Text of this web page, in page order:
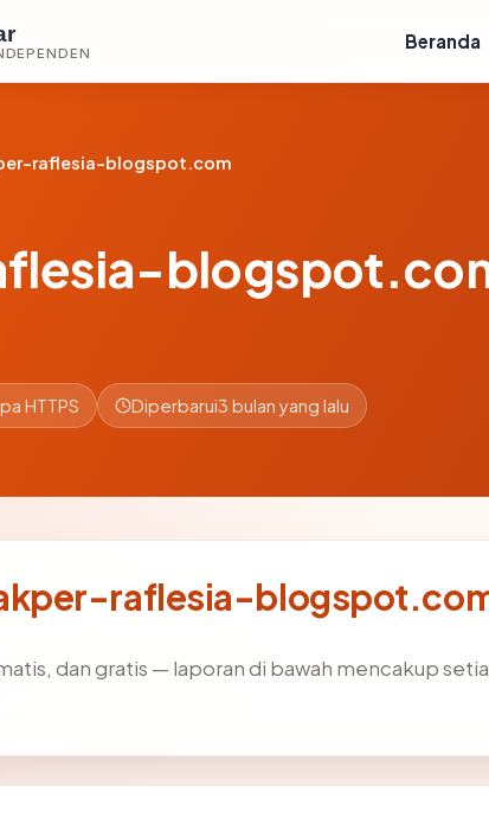
Beranda
raflesia-blogspot.com
HTTPS Diperbarui3 bulan yang lalu
raflesia-
dan gratis — laporan di bawah mencakup